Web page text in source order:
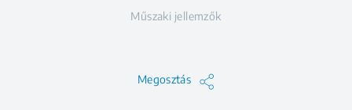
Műszaki jellemzők
Megosztás